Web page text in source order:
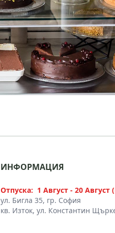
ИНФОРМАЦИЯ
Отпуска: 1 Август - 20
ул. Бигла 35, гр. София
кв. Изток, ул. Константин